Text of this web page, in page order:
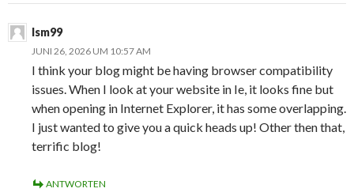
lsm99
JUNI 26, 2026 UM 10:57 AM
I think your blog might be having browser compatibility
issues. When I look at your website in Ie, it looks fine but
when opening in Internet Explorer, it has some overlapping.
I just wanted to give you a quick heads up! Other then that,
terrific blog!
ANTWORTEN